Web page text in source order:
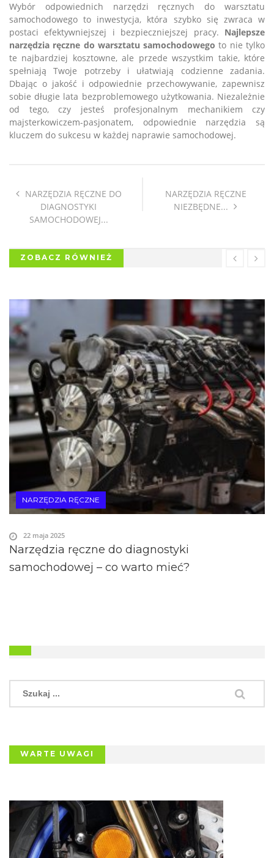
Wybór odpowiednich narzędzi ręcznych do warsztatu
samochodowego to inwestycja, która szybko się zwraca w
postaci efektywniejszej i bezpieczniejszej pracy. Najlepsze
narzędzia ręczne do warsztatu samochodowego to nie tylko
te najbardziej kosztowne, ale przede wszystkim takie, które
spełniają Twoje potrzeby i ułatwiają codzienne zadania.
Dbając o jakość i odpowiednie przechowywanie, zapewnisz
sobie długie lata bezproblemowego użytkowania. Niezależnie
od tego, czy jesteś profesjonalnym mechanikiem czy
majsterkowiczem-pasjonatem, odpowiednie narzędzia są
kluczem do sukcesu w każdej naprawie samochodowej.
NARZĘDZIA RĘCZNE DO
DIAGNOSTYKI
SAMOCHODOWEJ...
NARZĘDZIA RĘCZNE
NIEZBĘDNE...
ZOBACZ RÓWNIEŻ
NARZĘDZIA RĘCZNE
Narzędzia ręczne do diagnostyki
samochodowej – co warto mieć?
22 maja 2025
WARTE UWAGI